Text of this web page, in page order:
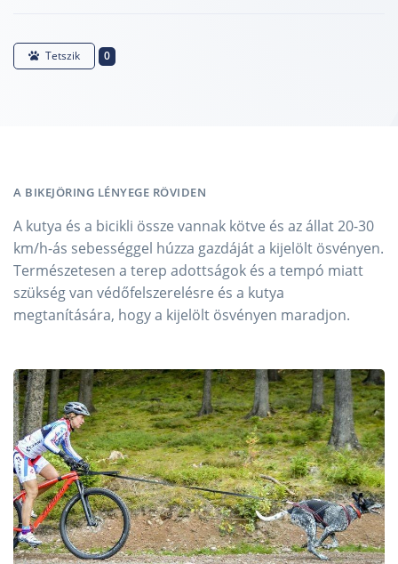
Tetszik 0
A BIKEJÖRING LÉNYEGE RÖVIDEN
A kutya és a bicikli össze vannak kötve és az állat 20-30
km/h-ás sebességgel húzza gazdáját a kijelölt ösvényen.
Természetesen a terep adottságok és a tempó miatt
szükség van védőfelszerelésre és a kutya
megtanítására, hogy a kijelölt ösvényen maradjon.